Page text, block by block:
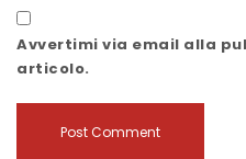
Avvertimi via email alla
articolo.